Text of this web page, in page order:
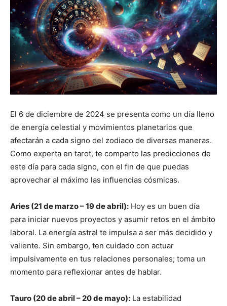
El 6 de diciembre de 2024 se presenta como un día lleno
de energía celestial y movimientos planetarios que
afectarán a cada signo del zodiaco de diversas maneras.
Como experta en tarot, te comparto las predicciones de
este día para cada signo, con el fin de que puedas
aprovechar al máximo las influencias cósmicas.
Aries (21 de marzo – 19 de abril): Hoy es un buen día
para iniciar nuevos proyectos y asumir retos en el ámbito
laboral. La energía astral te impulsa a ser más decidido y
valiente. Sin embargo, ten cuidado con actuar
impulsivamente en tus relaciones personales; toma un
momento para reflexionar antes de hablar.
Tauro (20 de abril – 20 de mayo): La estabilidad